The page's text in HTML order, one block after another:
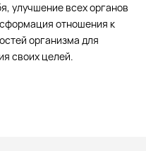
улучшение всех органов
отношения к
организма для
своих целей.